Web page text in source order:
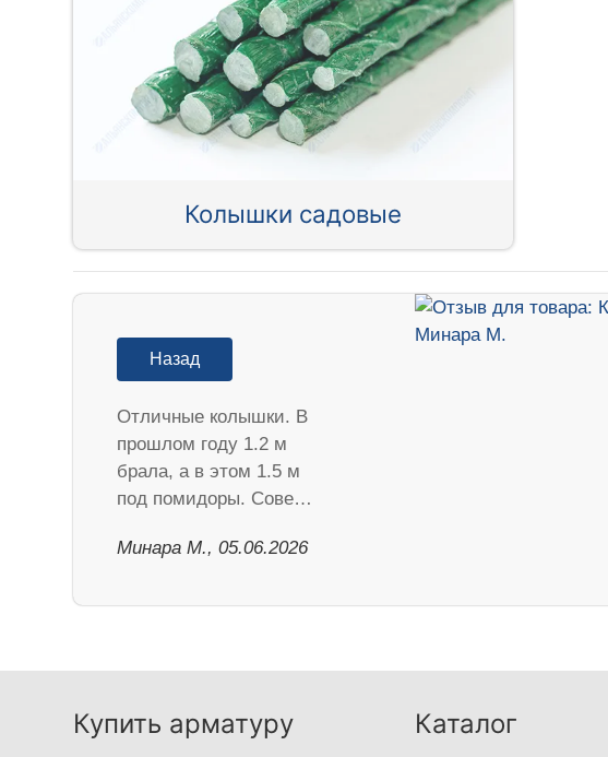
Колышки садовые
Назад
Отличные колышки. В
прошлом году 1.2 м
брала, а в этом 1.5 м
под помидоры. Сове…
Минара М., 05.06.2026
Купить арматуру Каталог